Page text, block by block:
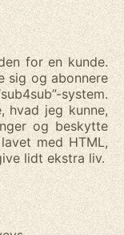
for en kunde.
sig og abonnere
system.
hvad jeg kunne,
og beskytte
med HTML,
lidt ekstra liv.